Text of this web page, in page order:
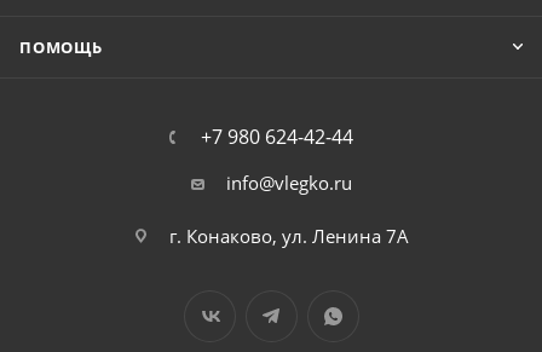
ПОМОЩЬ
+7 980 624-42-44
info@vlegko.ru
г. Конаково, ул. Ленина 7А